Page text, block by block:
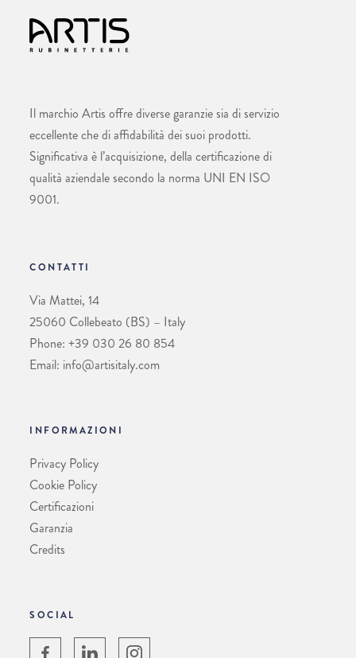
Il marchio Artis offre diverse garanzie sia di servizio
eccellente che di affidabilità dei suoi prodotti.
Significativa è l’acquisizione, della certificazione di
qualità aziendale secondo la norma UNI EN ISO
9001.
CONTATTI
Via Mattei, 14
25060 Collebeato (BS) – Italy
Phone: +39 030 26 80 854
Email: info@artisitaly.com
INFORMAZIONI
Privacy Policy
Cookie Policy
Certificazioni
Garanzia
Credits
SOCIAL